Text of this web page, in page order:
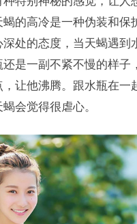
的高冷是一种伪装和保
处的态度，当天蝎遇到
是一副不紧不慢的样子
让他沸腾。跟水瓶在一
会觉得很虐心。